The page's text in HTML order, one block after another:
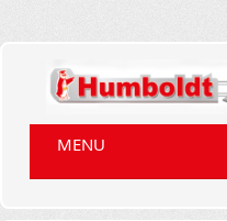
MENU